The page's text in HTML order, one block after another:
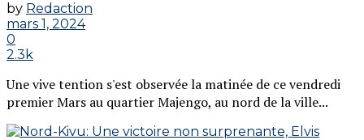
by Redaction
mars 1, 2024
0
2.3k
Une vive tention s'est observée la matinée de ce vendredi
premier Mars au quartier Majengo, au nord de la ville...